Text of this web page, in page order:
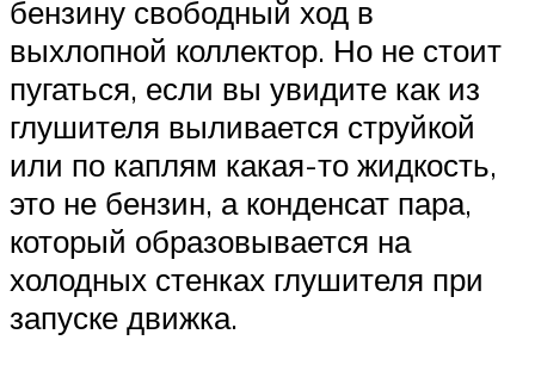
бензину свободный ход в
выхлопной коллектор. Но не стоит
пугаться, если вы увидите как из
глушителя выливается струйкой
или по каплям какая-то жидкость,
это не бензин, а конденсат пара,
который образовывается на
холодных стенках глушителя при
запуске движка.